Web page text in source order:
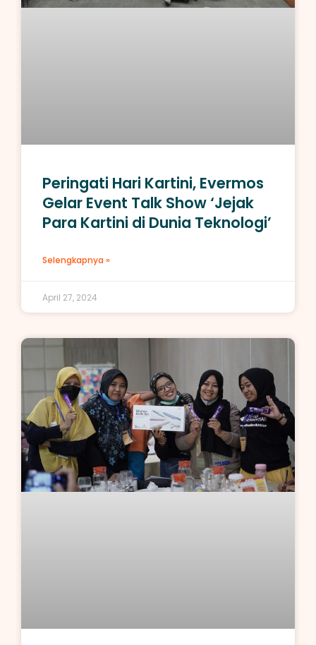
Peringati Hari Kartini, Evermos
Gelar Event Talk Show ‘Jejak
Para Kartini di Dunia Teknologi’
Selengkapnya »
April 27, 2024